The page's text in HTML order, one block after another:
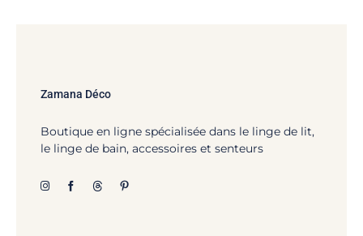
Zamana Déco
Boutique en ligne spécialisée dans le linge de lit,
le linge de bain, accessoires et senteurs